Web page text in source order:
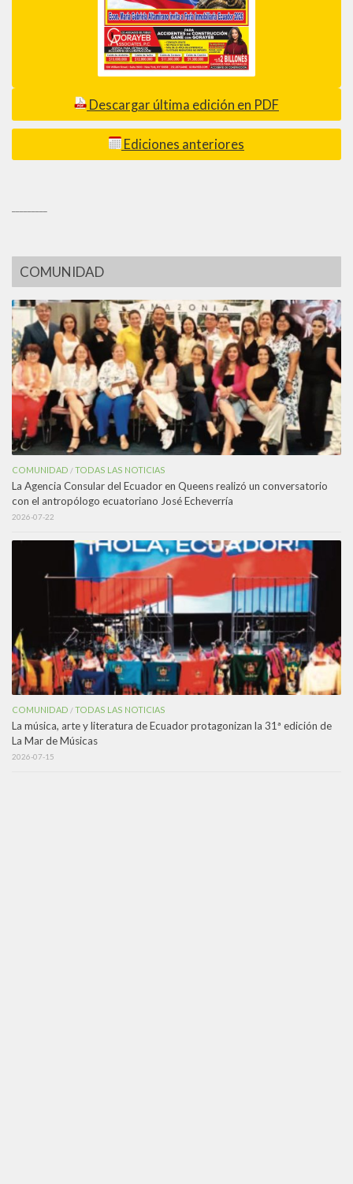
Descargar última edición en PDF
Ediciones anteriores
COMUNIDAD
COMUNIDAD /TODAS LAS NOTICIAS
La Agencia Consular del Ecuador en Queens realizó un conversatorio
con el antropólogo ecuatoriano José Echeverría
2026-07-22
COMUNIDAD /TODAS LAS NOTICIAS
La música, arte y literatura de Ecuador protagonizan la 31ª edición de
La Mar de Músicas
2026-07-15